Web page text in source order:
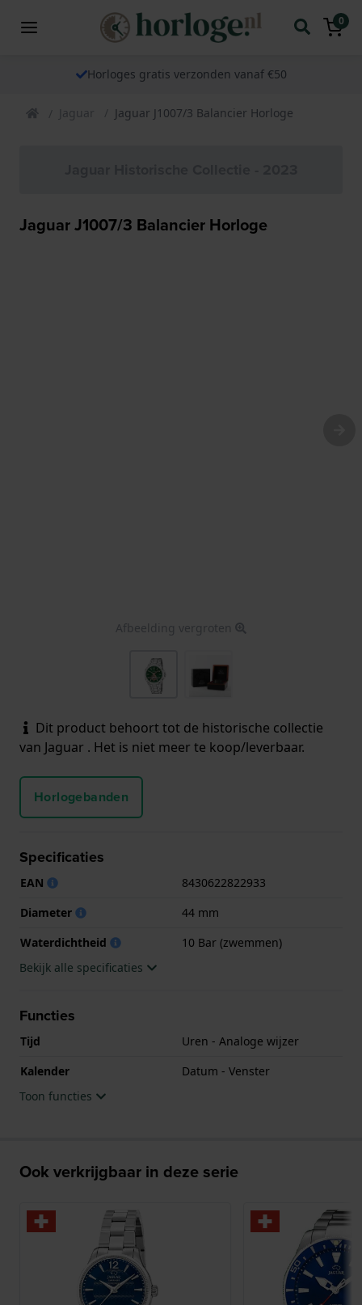
0
Horloges gratis verzonden vanaf €50
Jaguar Jaguar J1007/3 Balancier Horloge
Jaguar J1007/3 Balancier Horloge
Afbeelding vergroten
Dit product behoort tot de historische collectie
van Jaguar . Het is niet meer te koop/leverbaar.
Horlogebanden
Specificaties
EAN
8430622822933
Diameter
44 mm
Waterdichtheid
10 Bar (zwemmen)
Bekijk alle specificaties
Functies
Tijd
Uren - Analoge wijzer
Kalender
Datum - Venster
Toon functies
Ook verkrijgbaar in deze serie